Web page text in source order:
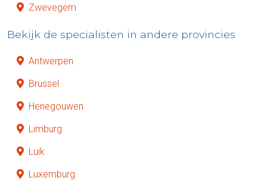
Zwevegem
Bekijk de specialisten in andere provincies
Antwerpen
Brussel
Henegouwen
Limburg
Luik
Luxemburg